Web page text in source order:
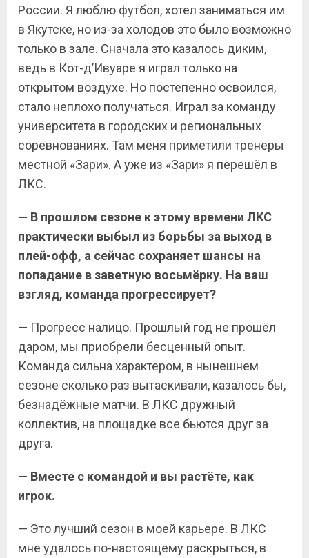
России. Я люблю футбол, хотел заниматься им
в Якутске, но из-за холодов это было возможно
только в зале. Сначала это казалось диким,
ведь в Кот-д’Ивуаре я играл только на
открытом воздухе. Но постепенно освоился,
стало неплохо получаться. Играл за команду
университета в городских и региональных
соревнованиях. Там меня приметили тренеры
местной «Зари». А уже из «Зари» я перешёл в
ЛКС.
— В прошлом сезоне к этому времени ЛКС
практически выбыл из борьбы за выход в
плей-офф, а сейчас сохраняет шансы на
попадание в заветную восьмёрку. На ваш
взгляд, команда прогрессирует?
— Прогресс налицо. Прошлый год не прошёл
даром, мы приобрели бесценный опыт.
Команда сильна характером, в нынешнем
сезоне сколько раз вытаскивали, казалось бы,
безнадёжные матчи. В ЛКС дружный
коллектив, на площадке все бьются друг за
друга.
— Вместе с командой и вы растёте, как
игрок.
— Это лучший сезон в моей карьере. В ЛКС
мне удалось по-настоящему раскрыться, в